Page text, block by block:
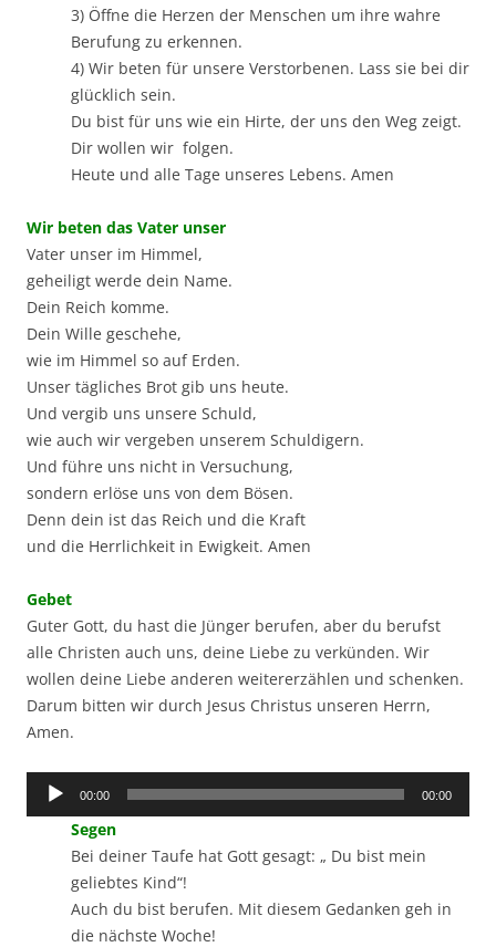
3) Öffne die Herzen der Menschen um ihre wahre
Berufung zu erkennen.
4) Wir beten für unsere Verstorbenen. Lass sie bei dir
glücklich sein.
Du bist für uns wie ein Hirte, der uns den Weg zeigt.
Dir wollen wir folgen.
Heute und alle Tage unseres Lebens. Amen
Wir beten das Vater unser
Vater unser im Himmel,
geheiligt werde dein Name.
Dein Reich komme.
Dein Wille geschehe,
wie im Himmel so auf Erden.
Unser tägliches Brot gib uns heute.
Und vergib uns unsere Schuld,
wie auch wir vergeben unserem Schuldigern.
Und führe uns nicht in Versuchung,
sondern erlöse uns von dem Bösen.
Denn dein ist das Reich und die Kraft
und die Herrlichkeit in Ewigkeit. Amen
Gebet
Guter Gott, du hast die Jünger berufen, aber du berufst
alle Christen auch uns, deine Liebe zu verkünden. Wir
wollen deine Liebe anderen weitererzählen und schenken.
Darum bitten wir durch Jesus Christus unseren Herrn,
Amen.
Audio-
00:00 00:00
Segen
Bei deiner Taufe hat Gott gesagt: „ Du bist mein
geliebtes Kind“!
Auch du bist berufen. Mit diesem Gedanken geh in
die nächste Woche!